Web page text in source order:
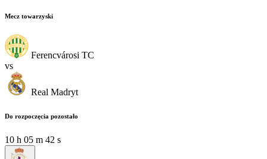
Mecz towarzyski
Ferencvárosi TC
vs
Real Madryt
Do rozpoczęcia pozostało
10 h 05 m 40 s